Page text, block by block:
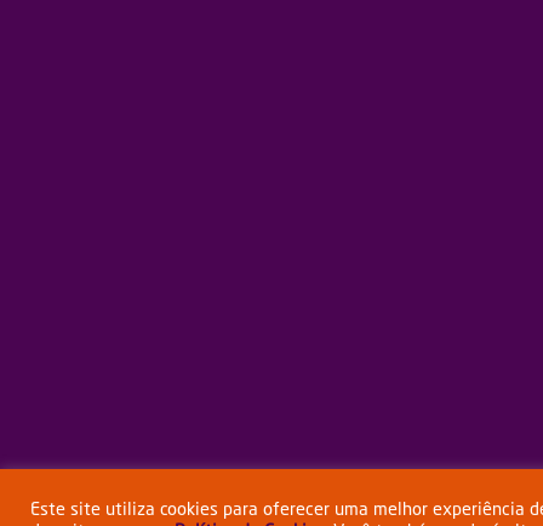
Este site utiliza cookies para oferecer uma melhor experiência